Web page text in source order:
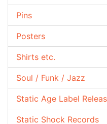
Pins
Posters
Shirts etc.
Soul / Funk / Jazz
Static Age Label
Static Shock Records